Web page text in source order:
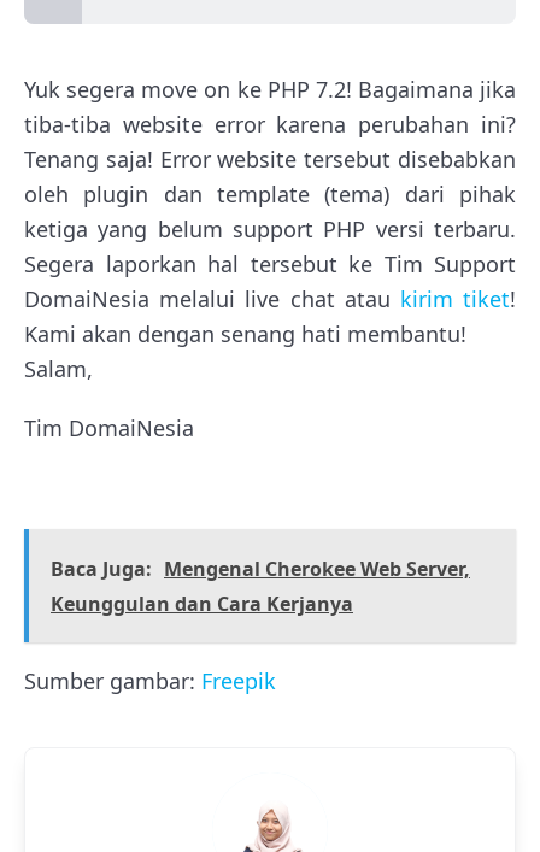
Yuk segera move on ke PHP 7.2! Bagaimana jika
tiba-tiba website error karena perubahan ini?
Tenang saja! Error website tersebut disebabkan
oleh plugin dan template (tema) dari pihak
ketiga yang belum support PHP versi terbaru.
Segera laporkan hal tersebut ke Tim Support
DomaiNesia melalui live chat atau kirim tiket!
Kami akan dengan senang hati membantu!
Salam,
Tim DomaiNesia
Baca Juga: Mengenal Cherokee Web Server,
Keunggulan dan Cara Kerjanya
Sumber gambar: Freepik